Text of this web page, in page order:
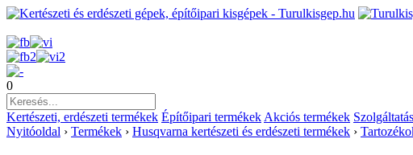
0
Kertészeti, erdészeti termékek Építőipari termékek Akciós termékek
Nyitóoldal › Termékek › Husqvarna kertészeti és erdészeti termékek ›